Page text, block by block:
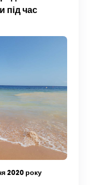
під час
2020 року